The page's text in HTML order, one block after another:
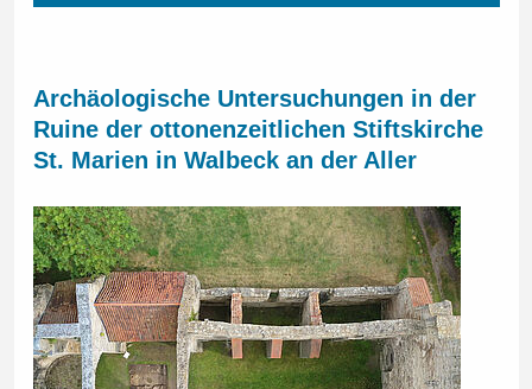
Archäologische Untersuchungen in der
Ruine der ottonenzeitlichen Stiftskirche
St. Marien in Walbeck an der Aller